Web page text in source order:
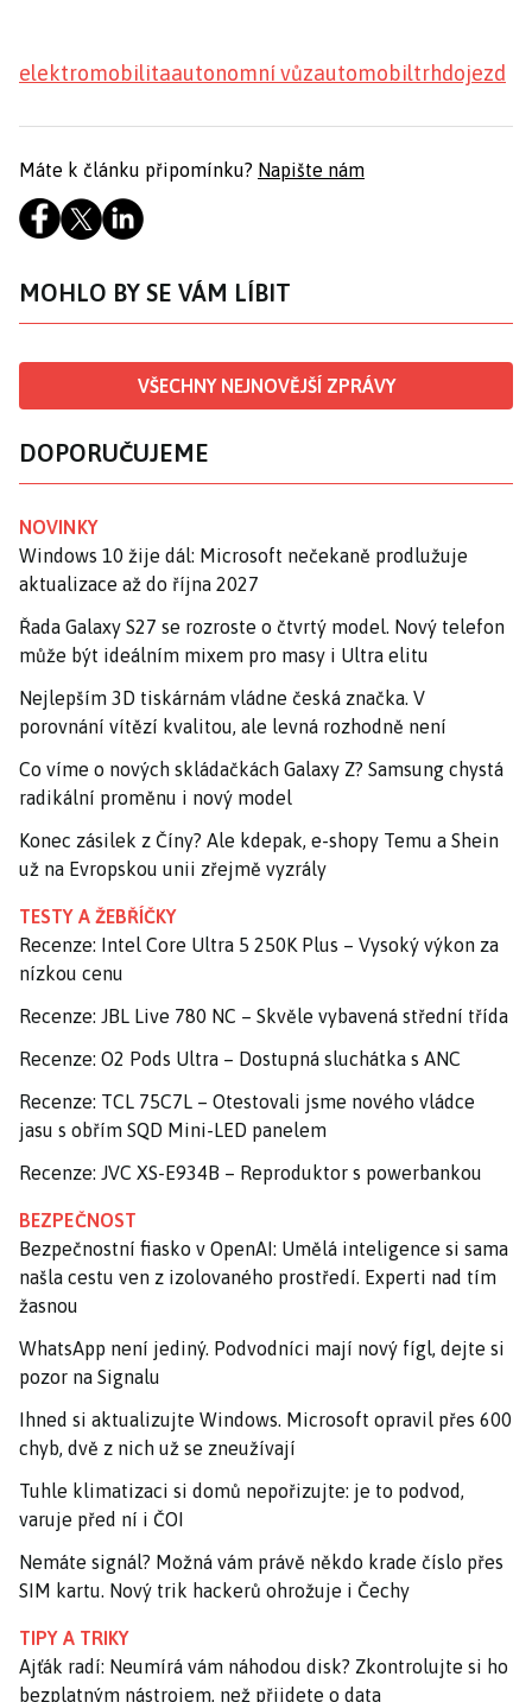
elektromobilitaautonomní vůzautomobiltrhdojezd
Máte k článku připomínku? Napište nám
MOHLO BY SE VÁM LÍBIT
VŠECHNY NEJNOVĚJŠÍ ZPRÁVY
DOPORUČUJEME
NOVINKY
Windows 10 žije dál: Microsoft nečekaně prodlužuje
aktualizace až do října 2027
Řada Galaxy S27 se rozroste o čtvrtý model. Nový telefon
může být ideálním mixem pro masy i Ultra elitu
Nejlepším 3D tiskárnám vládne česká značka. V
porovnání vítězí kvalitou, ale levná rozhodně není
Co víme o nových skládačkách Galaxy Z? Samsung chystá
radikální proměnu i nový model
Konec zásilek z Číny? Ale kdepak, e-shopy Temu a Shein
už na Evropskou unii zřejmě vyzrály
TESTY A ŽEBŘÍČKY
Recenze: Intel Core Ultra 5 250K Plus – Vysoký výkon za
nízkou cenu
Recenze: JBL Live 780 NC – Skvěle vybavená střední třída
Recenze: O2 Pods Ultra – Dostupná sluchátka s ANC
Recenze: TCL 75C7L – Otestovali jsme nového vládce
jasu s obřím SQD Mini-LED panelem
Recenze: JVC XS-E934B – Reproduktor s powerbankou
BEZPEČNOST
Bezpečnostní fiasko v OpenAI: Umělá inteligence si sama
našla cestu ven z izolovaného prostředí. Experti nad tím
žasnou
WhatsApp není jediný. Podvodníci mají nový fígl, dejte si
pozor na Signalu
Ihned si aktualizujte Windows. Microsoft opravil přes 600
chyb, dvě z nich už se zneužívají
Tuhle klimatizaci si domů nepořizujte: je to podvod,
varuje před ní i ČOI
Nemáte signál? Možná vám právě někdo krade číslo přes
SIM kartu. Nový trik hackerů ohrožuje i Čechy
TIPY A TRIKY
Ajťák radí: Neumírá vám náhodou disk? Zkontrolujte si ho
bezplatným nástrojem, než přijdete o data